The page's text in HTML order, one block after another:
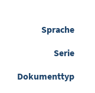
Sprache
Serie
Dokumenttyp